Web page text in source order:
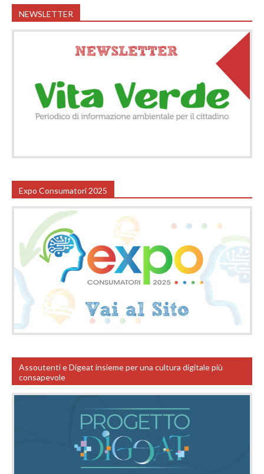
NEWSLETTER
Expo Consumatori 2025
Assoutenti e Digeat insieme per una cultura digitale più
consapevole